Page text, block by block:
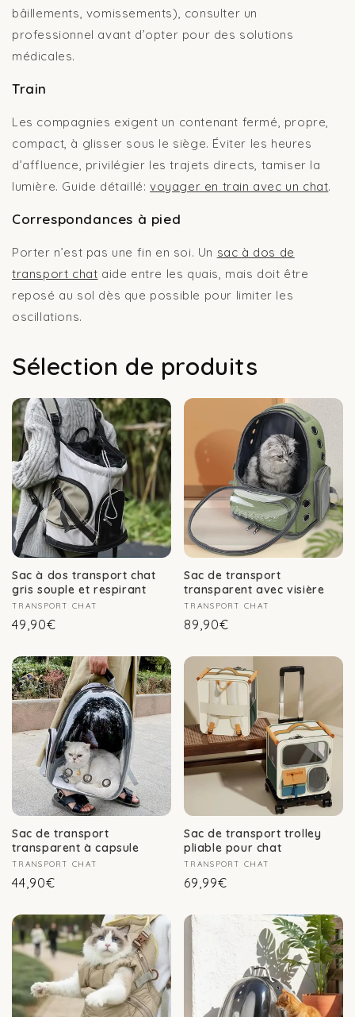
bâillements, vomissements), consulter un
professionnel avant d’opter pour des solutions
médicales.
Train
Les compagnies exigent un contenant fermé, propre,
compact, à glisser sous le siège. Éviter les heures
d’affluence, privilégier les trajets directs, tamiser la
lumière. Guide détaillé:voyager en train avec un chat.
Correspondances à pied
Porter n’est pas une fin en soi. Un sac à dos de
transport chat aide entre les quais, mais doit être
reposé au sol dès que possible pour limiter les
oscillations.
Sélection de produits
Sac à dos transport chat
gris souple et respirant
Fournisseur :
TRANSPORT CHAT
Prix
49,90€
Sac de transport
transparent avec visière
Fournisseur :
TRANSPORT CHAT
Prix
89,90€
Sac de transport
transparent à capsule
Fournisseur :
TRANSPORT CHAT
Prix
44,90€
Sac de transport trolley
pliable pour chat
Fournisseur :
TRANSPORT CHAT
Prix
69,99€